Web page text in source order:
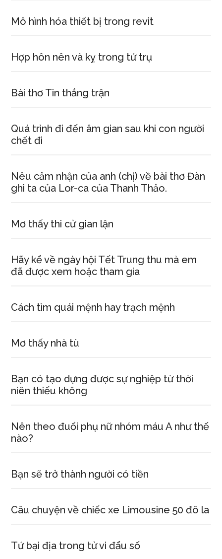
Mô hình hóa thiết bị trong revit
Hợp hôn nên và kỵ trong tứ trụ
Bài thơ Tin thắng trận
Quá trình đi đến âm gian sau khi con người
chết đi
Nêu cảm nhận của anh (chị) về bài thơ Đàn
ghi ta của Lor-ca của Thanh Thảo.
Mơ thấy thi cử gian lận
Hãy kể về ngày hội Tết Trung thu mà em
đã được xem hoặc tham gia
Cách tìm quái mệnh hay trạch mệnh
Mơ thấy nhà tù
Bạn có tạo dựng được sự nghiệp từ thời
niên thiếu không
Nên theo đuổi phụ nữ nhóm máu A như thế
nào?
Bạn sẽ trở thành người có tiền
Câu chuyện về chiếc xe Limousine 50 đô la
Tứ bại địa trong tử vi đẩu số